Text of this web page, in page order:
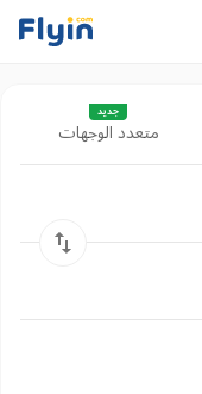
متعدد الوجهات
جديد